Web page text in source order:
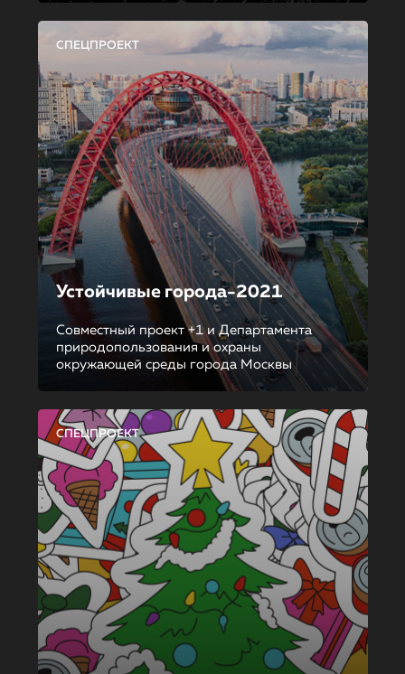
СПЕЦПРОЕКТ
Устойчивые города-2021
Совместный проект +1 и Департамента
природопользования и охраны
окружающей среды города Москвы
СПЕЦПРОЕКТ